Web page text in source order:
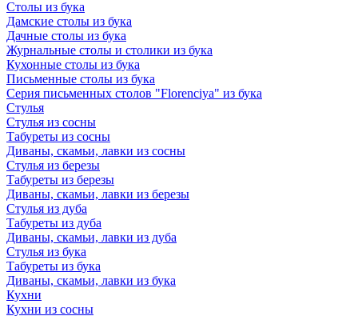
Столы из бука
Дамские столы из бука
Дачные столы из бука
Журнальные столы и столики из бука
Кухонные столы из бука
Письменные столы из бука
Серия письменных столов "Florenciya" из бука
Стулья
Стулья из сосны
Табуреты из сосны
Диваны, скамьи, лавки из сосны
Стулья из березы
Табуреты из березы
Диваны, скамьи, лавки из березы
Стулья из дуба
Табуреты из дуба
Диваны, скамьи, лавки из дуба
Стулья из бука
Табуреты из бука
Диваны, скамьи, лавки из бука
Кухни
Кухни из сосны